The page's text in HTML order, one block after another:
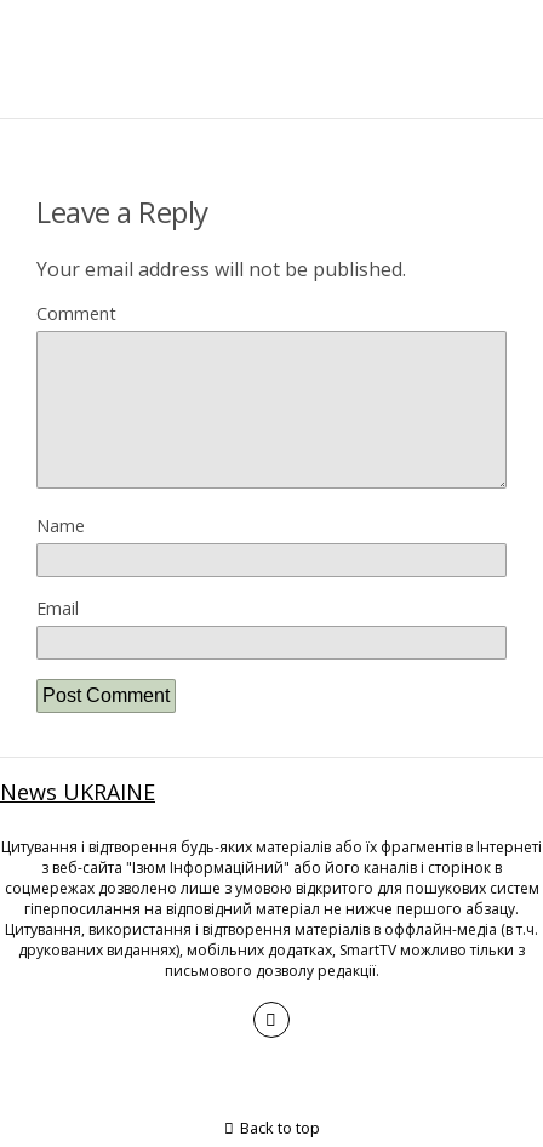
Leave a Reply
Your email address will not be published.
Comment
Name
Email
News UKRAINE
Цитування і відтворення будь-яких матеріалів або їх фрагментів в Інтернеті
з веб-сайта "Ізюм Інформаційний" або його каналів і сторінок в
соцмережах дозволено лише з умовою відкритого для пошукових систем
гіперпосилання на відповідний матеріал не нижче першого абзацу.
Цитування, використання і відтворення матеріалів в оффлайн-медіа (в т.ч.
друкованих виданнях), мобільних додатках, SmartTV можливо тільки з
письмового дозволу редакції.
Back to top